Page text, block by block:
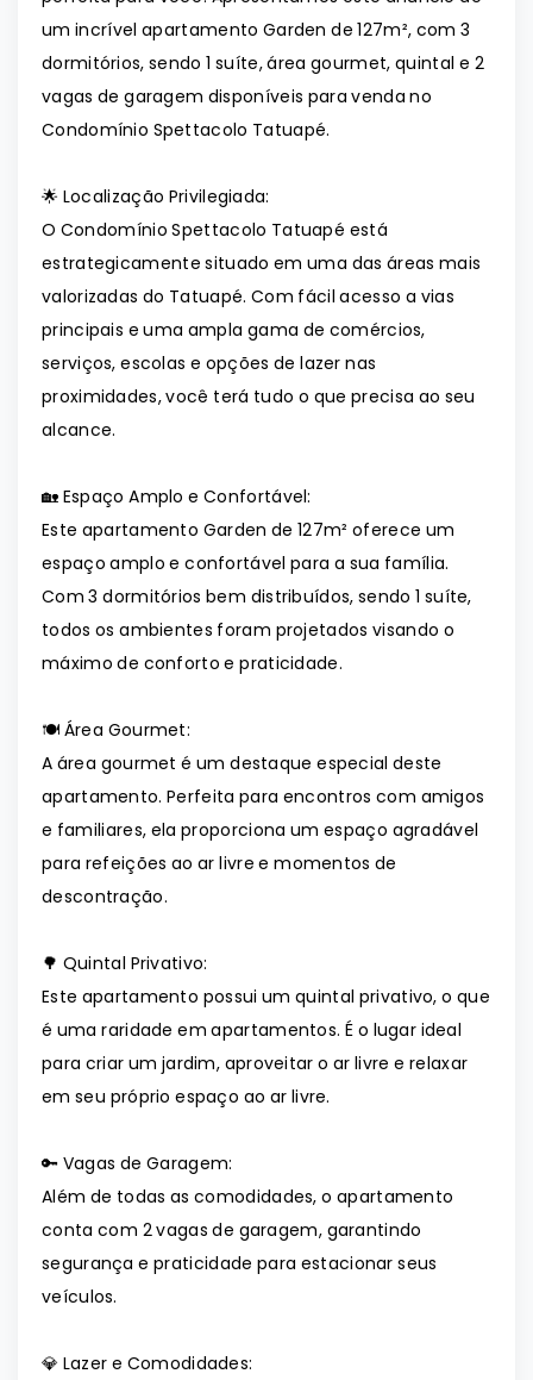
um incrível apartamento Garden de 127m², com 3
dormitórios, sendo 1 suíte, área gourmet, quintal e 2
vagas de garagem disponíveis para venda no
Condomínio Spettacolo Tatuapé.
🌟 Localização Privilegiada:
O Condomínio Spettacolo Tatuapé está
estrategicamente situado em uma das áreas mais
valorizadas do Tatuapé. Com fácil acesso a vias
principais e uma ampla gama de comércios,
serviços, escolas e opções de lazer nas
proximidades, você terá tudo o que precisa ao seu
alcance.
🏡 Espaço Amplo e Confortável:
Este apartamento Garden de 127m² oferece um
espaço amplo e confortável para a sua família.
Com 3 dormitórios bem distribuídos, sendo 1 suíte,
todos os ambientes foram projetados visando o
máximo de conforto e praticidade.
🍽️ Área Gourmet:
A área gourmet é um destaque especial deste
apartamento. Perfeita para encontros com amigos
e familiares, ela proporciona um espaço agradável
para refeições ao ar livre e momentos de
descontração.
🌳 Quintal Privativo:
Este apartamento possui um quintal privativo, o que
é uma raridade em apartamentos. É o lugar ideal
para criar um jardim, aproveitar o ar livre e relaxar
em seu próprio espaço ao ar livre.
🔑 Vagas de Garagem:
Além de todas as comodidades, o apartamento
conta com 2 vagas de garagem, garantindo
segurança e praticidade para estacionar seus
veículos.
💎 Lazer e Comodidades: